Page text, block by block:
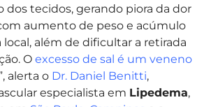
dos tecidos, gerando piora da dor
aumento de peso e acúmulo
além de dificultar a retirada
O excesso de sal é um veneno
alerta o Dr. Daniel Benitti,
especialista em Lipedema,